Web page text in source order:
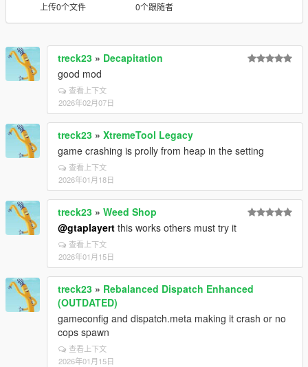
上传0个文件 0个跟随者
treck23 » Decapitation
good mod
查看上下文
2026年02月07日
treck23 » XtremeTool Legacy
game crashing is prolly from heap in the setting
查看上下文
2026年01月18日
treck23 » Weed Shop
@gtaplayert this works others must try it
查看上下文
2026年01月15日
treck23 » Rebalanced Dispatch Enhanced
(OUTDATED)
gameconfig and dispatch.meta making it crash or no
cops spawn
查看上下文
2026年01月15日